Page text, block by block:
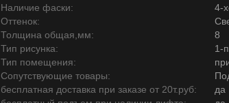
Наличие фаски:
4-
Оттенок:
Толщина общая,мм:
8
Тип рисунка:
1-
Тип помещения:
Сопутствующие товары:
бесплатная доставка при заказе от 20т.руб:
да